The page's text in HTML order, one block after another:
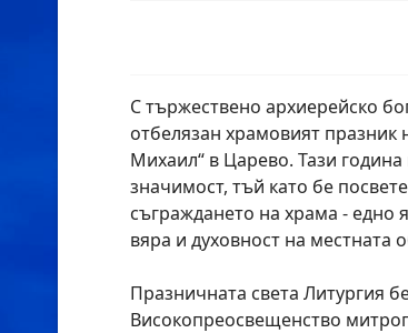
С тържествено архиерейско
отбелязан храмовият
Михаил“ в Царево. Тази
значимост, тъй като бе
съграждането на храма - едно
вяра и духовност на местната
Празничната света Литургия
Високопреосвещенство